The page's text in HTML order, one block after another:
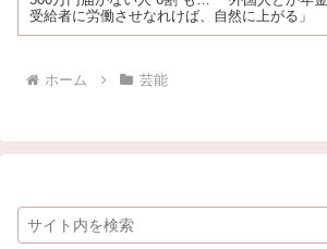
受給者に労働させなれけば、自然に上がる」
ホーム 芸能